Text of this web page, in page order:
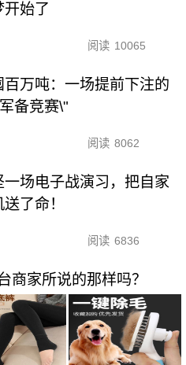
开始了
阅读 10065
百万吨：一场提前下注的
备竞赛\"
阅读 8062
一场电子战演习，把自家
了命！
阅读 6836
商家所说的那样吗？